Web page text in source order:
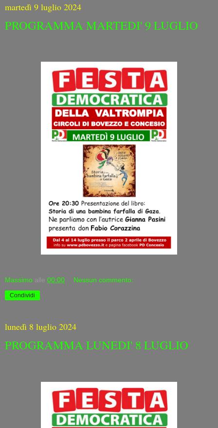
martedì 9 luglio 2024
PROGRAMMA MARTEDI' 9 LUGLIO
Massimo alle 00:00 Nessun commento:
Condividi
lunedì 8 luglio 2024
PROGRAMMA LUNEDI' 8 LUGLIO